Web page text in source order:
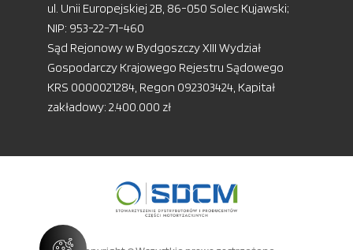
ul. Unii Europejskiej 2B, 86-050 Solec Kujawski;
NIP: 953-22-71-460
Sąd Rejonowy w Bydgoszczy XIII Wydział
Gospodarczy Krajowego Rejestru Sądowego
KRS 0000021284, Regon 092303424, Kapitał
zakładowy: 2.400.000 zł